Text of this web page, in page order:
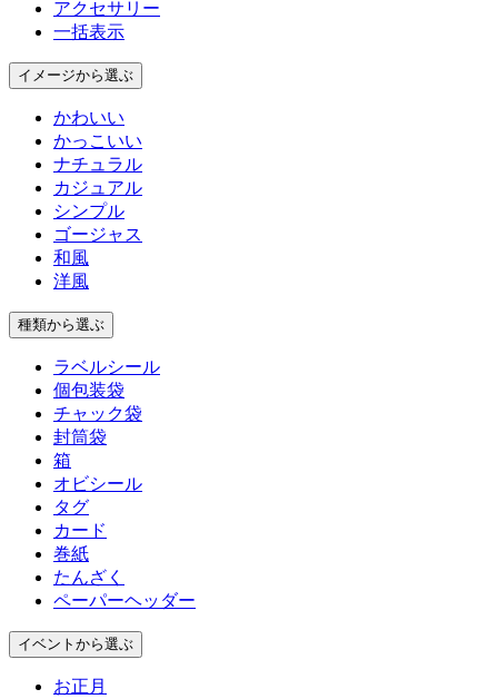
アクセサリー
一括表示
イメージから選ぶ
かわいい
かっこいい
ナチュラル
カジュアル
シンプル
ゴージャス
和風
洋風
種類から選ぶ
ラベルシール
個包装袋
チャック袋
封筒袋
箱
オビシール
タグ
カード
巻紙
たんざく
ペーパーヘッダー
イベント から選ぶ
お正月